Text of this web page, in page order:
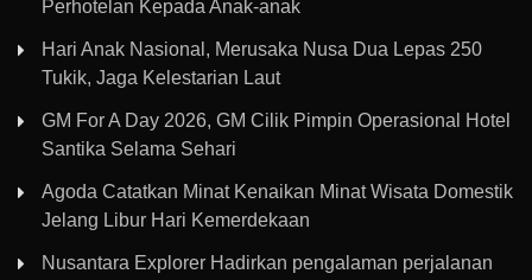
Perhotelan Kepada Anak-anak
Hari Anak Nasional, Merusaka Nusa Dua Lepas 250
Tukik, Jaga Kelestarian Laut
GM For A Day 2026, GM Cilik Pimpin Operasional Hotel
Santika Selama Sehari
Agoda Catatkan Minat Kenaikan Minat Wisata Domestik
Jelang Libur Hari Kemerdekaan
Nusantara Explorer Hadirkan pengalaman perjalanan